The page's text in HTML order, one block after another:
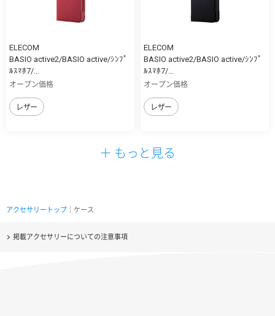
ELECOM
BASIO active2/BASIO active/ｼﾝﾌﾟ
ﾙｽﾏﾎ7/...
オープン価格
レザー
ELECOM
BASIO active2/BASIO active/ｼﾝﾌﾟ
ﾙｽﾏﾎ7/...
オープン価格
レザー
＋ もっと見る
アクセサリートップ ｜ケース
掲載アクセサリーについての注意事項